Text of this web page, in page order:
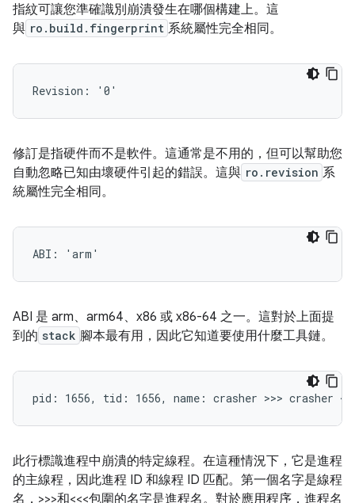
指紋可讓您準確識別崩潰發生在哪個構建上。這
與 ro.build.fingerprint 系統屬性完全相同。
修訂是指硬件而不是軟件。這通常是不用的，但可以幫助您
自動忽略已知由壞硬件引起的錯誤。這與 ro.revision 系
統屬性完全相同。
ABI 是 arm、arm64、x86 或 x86-64 之一。這對於上面提
到的 stack 腳本最有用，因此它知道要使用什麼工具鏈。
此行標識進程中崩潰的特定線程。在這種情況下，它是進程
的主線程，因此進程 ID 和線程 ID 匹配。第一個名字是線程
名，>>>和<<<包圍的名字是進程名。對於應用程序，進程名